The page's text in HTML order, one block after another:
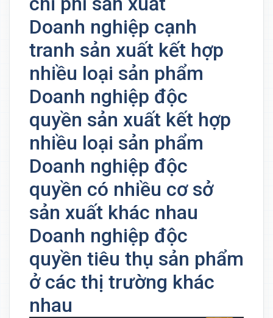
Doanh nghiệp cạnh
tranh sản xuất kết hợp
nhiều loại sản phẩm
Doanh nghiệp độc
quyền sản xuất kết hợp
nhiều loại sản phẩm
Doanh nghiệp độc
quyền có nhiều cơ sở
sản xuất khác nhau
Doanh nghiệp độc
quyền tiêu thụ sản phẩm
ở các thị trường khác
nhau